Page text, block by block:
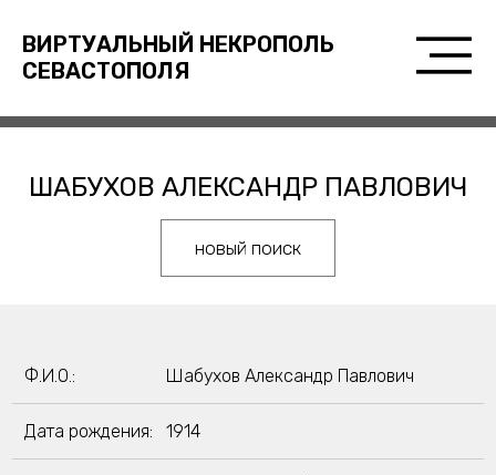
ВИРТУАЛЬНЫЙ НЕКРОПОЛЬ
СЕВАСТОПОЛЯ
ШАБУХОВ АЛЕКСАНДР ПАВЛОВИЧ
новый поиск
Ф.И.О.: Шабухов Александр Павлович
Дата рождения: 1914